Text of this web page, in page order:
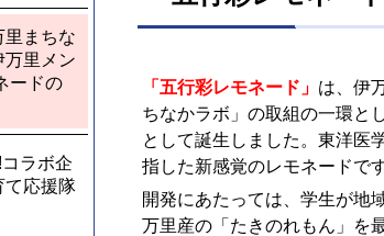
まちな
万里メン
ードの
ラボ企
て応援隊
「五行彩レモネード」 は、伊
ちなかラボ」の取組の一環と
として誕生しました。東洋医
指した新感覚のレモネードです
開発にあたっては、学生が地
万里産の「たきのれもん」を